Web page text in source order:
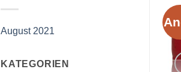
August 2021
KATEGORIEN